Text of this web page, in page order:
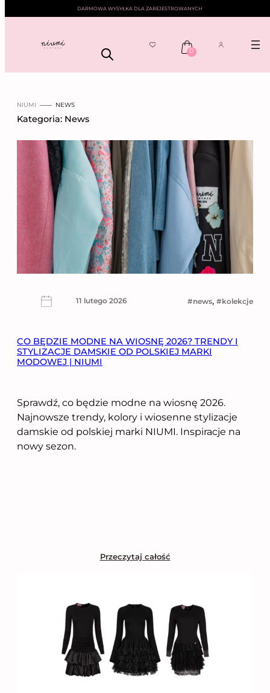
DARMOWA WYSYŁKA DLA ZAREJESTROWANYCH
0
NIUMI —— NEWS
Kategoria: News
11 lutego 2026 news, kolekcje
CO BĘDZIE MODNE NA WIOSNĘ 2026? TRENDY I
STYLIZACJE DAMSKIE OD POLSKIEJ MARKI
MODOWEJ | NIUMI
Sprawdź, co będzie modne na wiosnę 2026.
Najnowsze trendy, kolory i wiosenne stylizacje
damskie od polskiej marki NIUMI. Inspiracje na
nowy sezon.
Przeczytaj całość